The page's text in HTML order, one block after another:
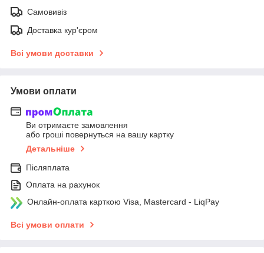
Самовивіз
Доставка кур'єром
Всі умови доставки
Умови оплати
Ви отримаєте замовлення
або гроші повернуться на вашу картку
Детальніше
Післяплата
Оплата на рахунок
Онлайн-оплата карткою Visa, Mastercard - LiqPay
Всі умови оплати